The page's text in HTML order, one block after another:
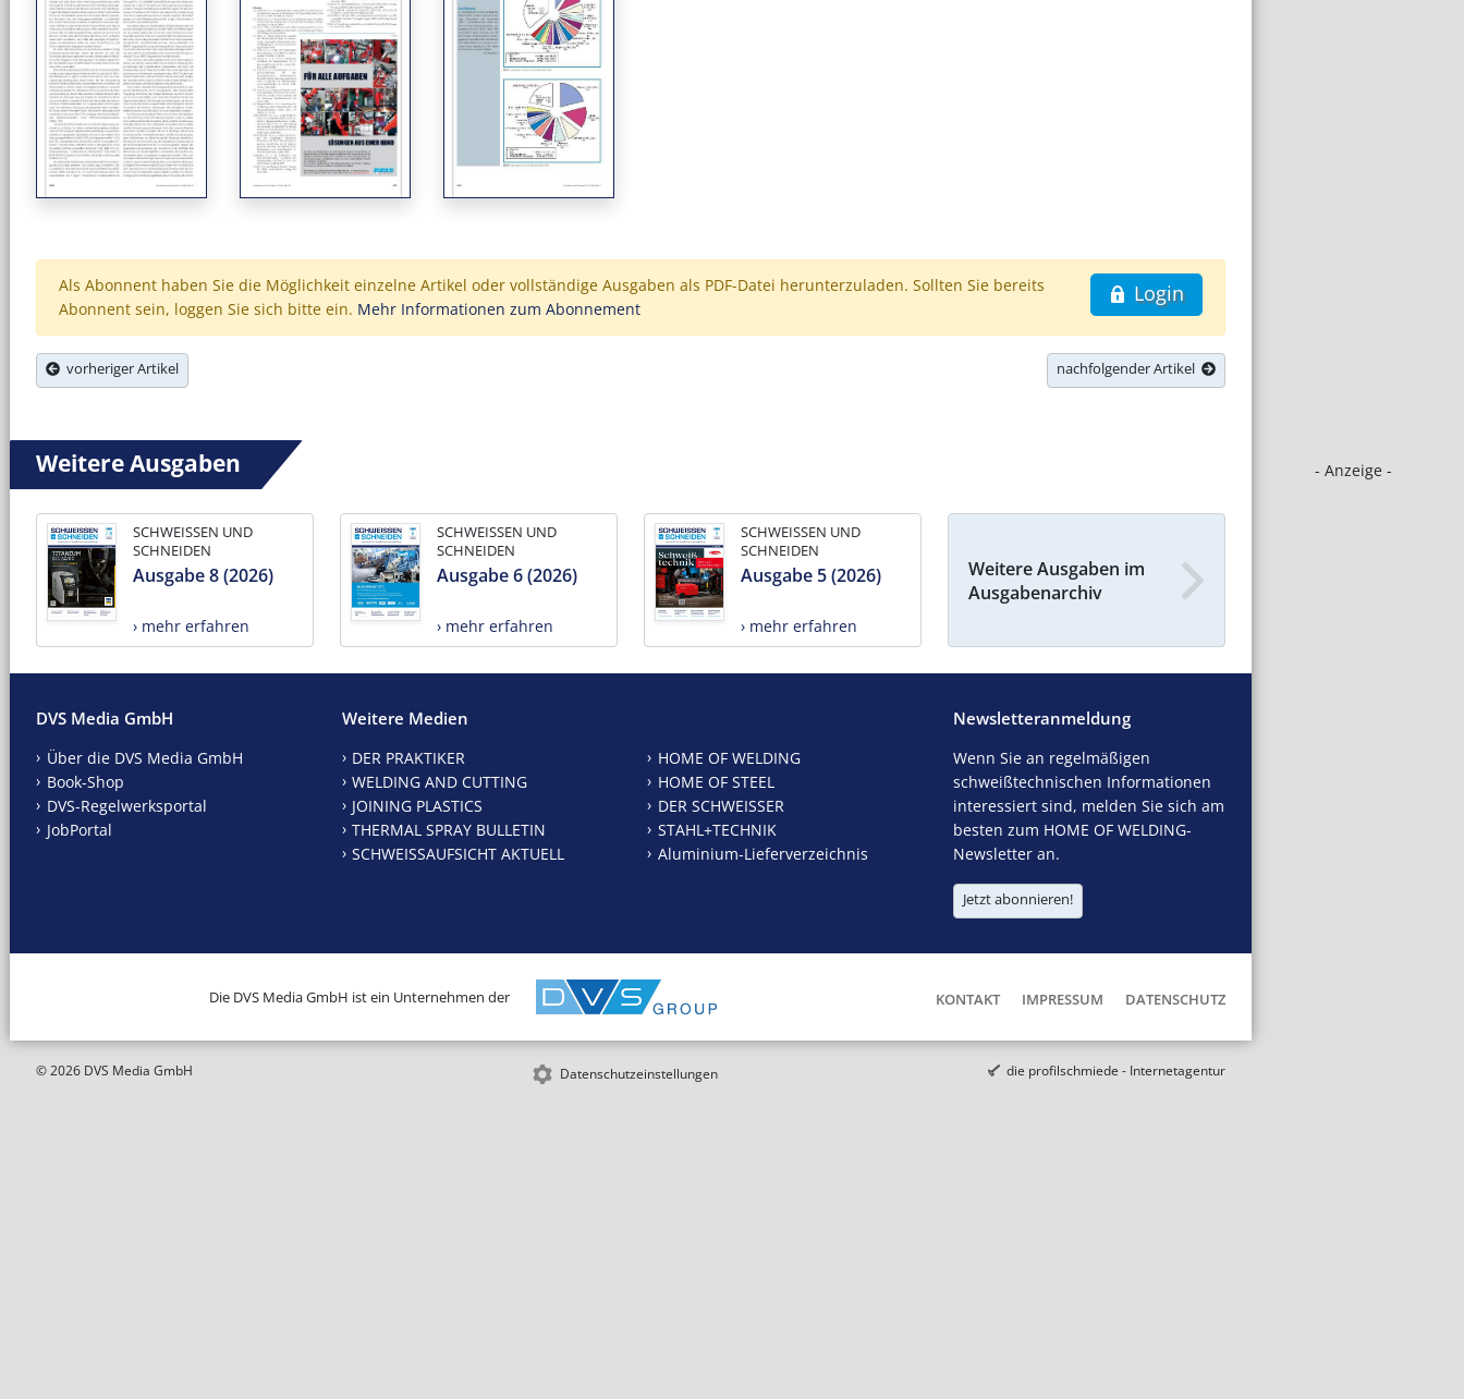
- Anzeige -
Login
Als Abonnent haben Sie die Möglichkeit einzelne Artikel oder vollständige Ausgaben als PDF-Datei herunterzuladen. Sollten Sie bereits
Abonnent sein, loggen Sie sich bitte ein. Mehr Informationen zum Abonnement
vorheriger Artikel nachfolgender Artikel
Weitere Ausgaben
SCHWEISSEN UND
SCHNEIDEN
Ausgabe 8 (2026)
› mehr erfahren
SCHWEISSEN UND
SCHNEIDEN
Ausgabe 6 (2026)
› mehr erfahren
SCHWEISSEN UND
SCHNEIDEN
Ausgabe 5 (2026)
› mehr erfahren
Weitere Ausgaben im
Ausgabenarchiv
DVS Media GmbH
Über die DVS Media GmbH
Book-Shop
DVS-Regelwerksportal
JobPortal
Weitere Medien
DER PRAKTIKER
WELDING AND CUTTING
JOINING PLASTICS
THERMAL SPRAY BULLETIN
SCHWEISSAUFSICHT AKTUELL
HOME OF WELDING
HOME OF STEEL
DER SCHWEISSER
STAHL+TECHNIK
Aluminium-Lieferverzeichnis
Newsletteranmeldung
Wenn Sie an regelmäßigen
schweißtechnischen Informationen
interessiert sind, melden Sie sich am
besten zum HOME OF WELDING-
Newsletter an.
Jetzt abonnieren!
Die DVS Media GmbH ist ein Unternehmen der KONTAKT IMPRESSUM DATENSCHUTZ
© 2026 DVS Media GmbH Datenschutzeinstellungen die profilschmiede - Internetagentur